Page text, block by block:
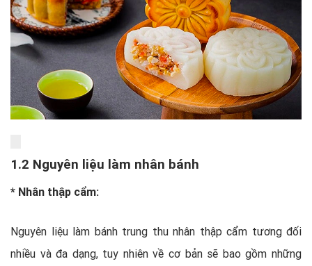
1.2 Nguyên liệu làm nhân bánh
* Nhân thập cẩm:
Nguyên liệu làm bánh trung thu nhân thập cẩm tương đối
nhiều và đa dạng, tuy nhiên về cơ bản sẽ bao gồm những